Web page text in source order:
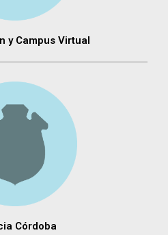
y Campus Virtual
Córdoba